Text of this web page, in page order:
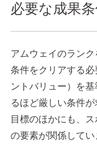
必要な成果条
アムウェイのラン
条件をクリアする
ントバリュー）を
るほど厳しい条件
目標のほかにも、
の要素が関係してい